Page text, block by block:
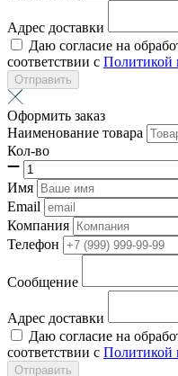
Адрес доставки
Даю согласие на
соответствии с Политикой
Отправить
Оформить заказ
Наименование товара
Кол-во
Имя
Email
Компания
Телефон
Сообщение
Адрес доставки
Даю согласие на
соответствии с Политикой
Отправить